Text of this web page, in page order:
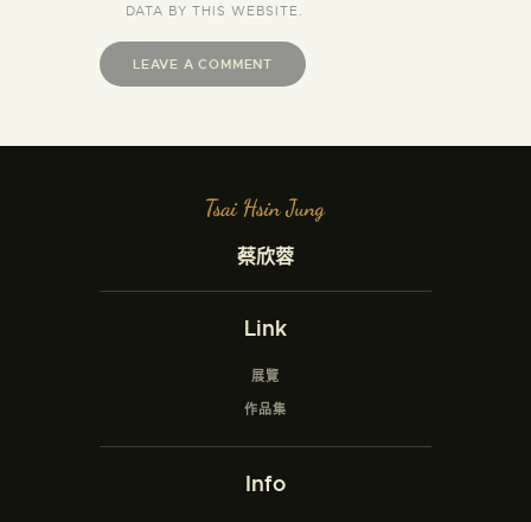
DATA BY THIS WEBSITE.
蔡欣蓉
Link
展覽
作品集
Info